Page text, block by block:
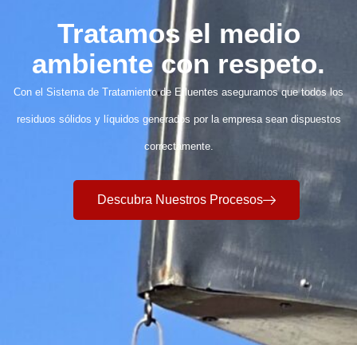
Tratamos el medio
ambiente con respeto.
Con el Sistema de Tratamiento de Efluentes aseguramos que todos los
residuos sólidos y líquidos generados por la empresa sean dispuestos
correctamente.
Descubra Nuestros Procesos